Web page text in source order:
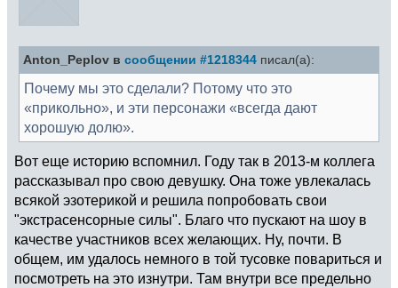
Anton_Peplov в сообщении #1218344 писал(а):
Почему мы это сделали? Потому что это
«прикольно», и эти персонажи «всегда дают
хорошую долю».
Вот еще историю вспомнил. Году так в 2013-м коллега
рассказывал про свою девушку. Она тоже увлекалась
всякой эзотерикой и решила попробовать свои
"экстрасенсорные силы". Благо что пускают на шоу в
качестве участников всех желающих. Ну, почти. В
общем, им удалось немного в той тусовке повариться и
посмотреть на это изнутри. Там внутри все предельно